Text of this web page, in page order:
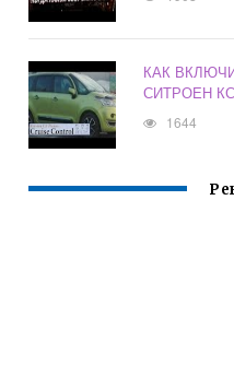
КАК
СИТРОЕН
1644